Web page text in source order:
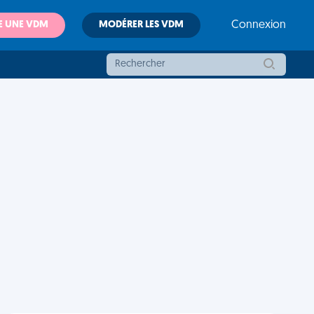
UNE VDM MODÉRER LES VDM Connexion